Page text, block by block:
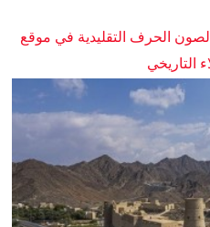
لصون الحرف التقليدية في موقع
التاريخي